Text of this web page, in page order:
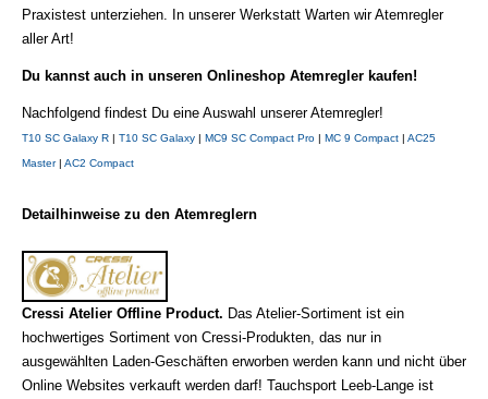
Praxistest unterziehen. In unserer Werkstatt Warten wir Atemregler
aller Art!
Du kannst auch in unseren Onlineshop Atemregler kaufen!
Nachfolgend findest Du eine Auswahl unserer Atemregler!
T10 SC Galaxy R| T10 SC Galaxy| MC9 SC Compact Pro| MC 9 Compact| AC25
Master| AC2 Compact
Detailhinweise zu den Atemreglern
Cressi Atelier Offline Product. Das Atelier-Sortiment ist ein
hochwertiges Sortiment von Cressi-Produkten, das nur in
ausgewählten Laden-Geschäften erworben werden kann und nicht über
Online Websites verkauft werden darf! Tauchsport Leeb-Lange ist